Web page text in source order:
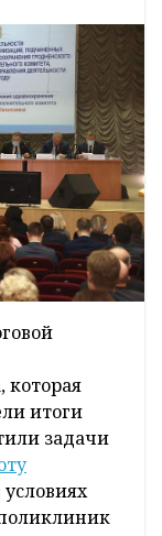
которая
итоги
задачи